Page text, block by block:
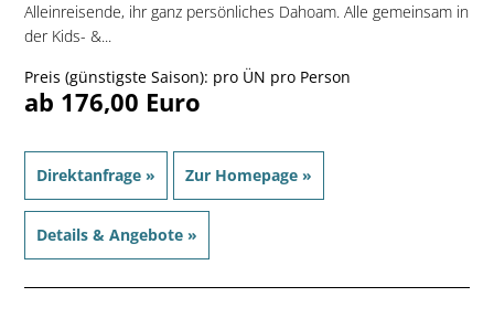
Alleinreisende, ihr ganz persönliches Dahoam. Alle gemeinsam in
der Kids- &...
Preis (günstigste Saison): pro ÜN pro Person
ab 176,00 Euro
Direktanfrage » Zur Homepage »
Details & Angebote »